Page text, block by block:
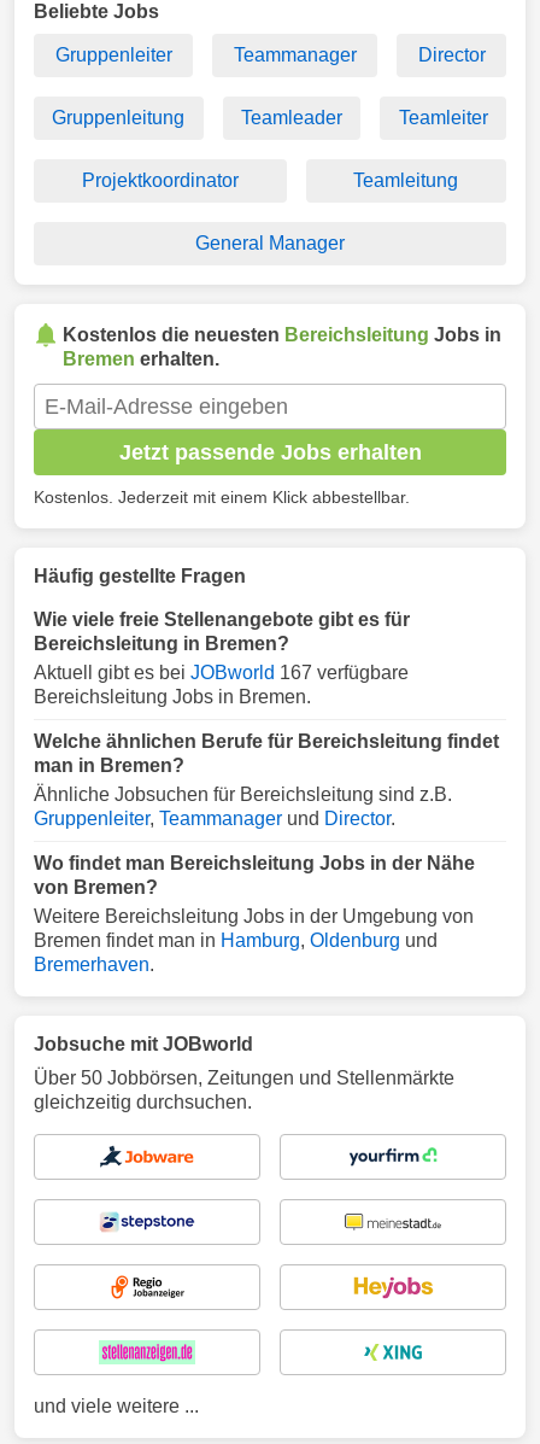
Beliebte Jobs
Gruppenleiter Teammanager Director
Gruppenleitung Teamleader Teamleiter
Projektkoordinator Teamleitung
General Manager
Kostenlos die neuesten Bereichsleitung Jobs in
Bremen erhalten.
Jetzt passende Jobs erhalten
Kostenlos. Jederzeit mit einem Klick abbestellbar.
Häufig gestellte Fragen
Wie viele freie Stellenangebote gibt es für
Bereichsleitung in Bremen?
Aktuell gibt es bei JOBworld 167 verfügbare
Bereichsleitung Jobs in Bremen.
Welche ähnlichen Berufe für Bereichsleitung findet
man in Bremen?
Ähnliche Jobsuchen für Bereichsleitung sind z.B.
Gruppenleiter, Teammanager und Director.
Wo findet man Bereichsleitung Jobs in der Nähe
von Bremen?
Weitere Bereichsleitung Jobs in der Umgebung von
Bremen findet man in Hamburg, Oldenburg und
Bremerhaven.
Jobsuche mit JOBworld
Über 50 Jobbörsen, Zeitungen und Stellenmärkte
gleichzeitig durchsuchen.
und viele weitere ...